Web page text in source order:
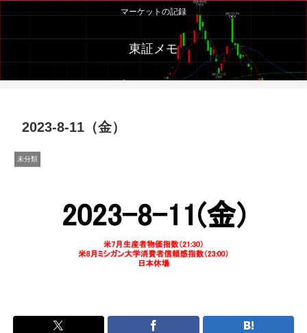
マーケットの記録
東証メモ
2023-8-11（金）
未分類